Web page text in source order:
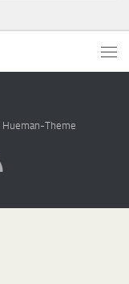
Hueman-Theme